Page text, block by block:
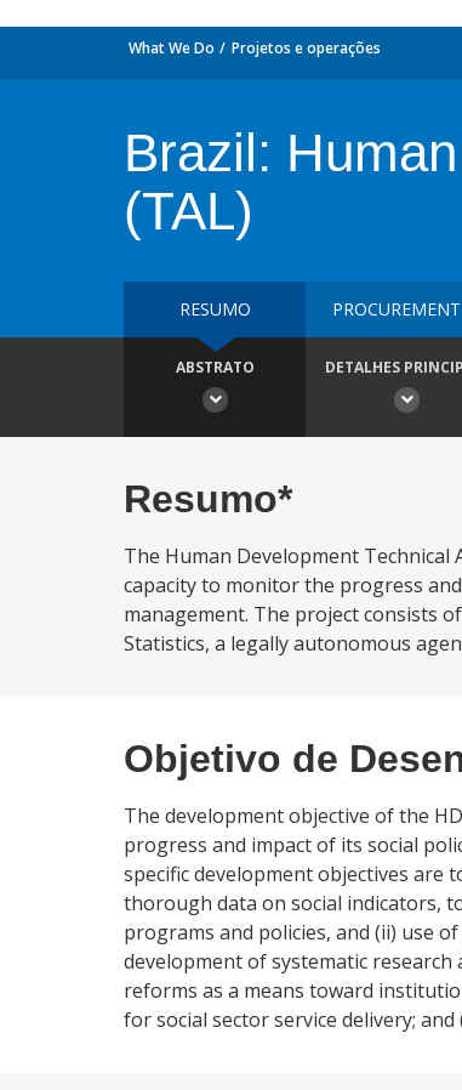
What We Do Projetos e operações
Brazil:
(TAL)
RESUMO PROCUREMENT
ABSTRATO DETALHES
Resumo*
The Human Development
capacity to monitor the progress
management. The project consists
Statistics, a legally autonomous
Objetivo de
The development objective of the
progress and impact of its social
specific development objectives are
thorough data on social indicators,
programs and policies, and (ii) use
development of systematic
reforms as a means toward
for social sector service delivery;